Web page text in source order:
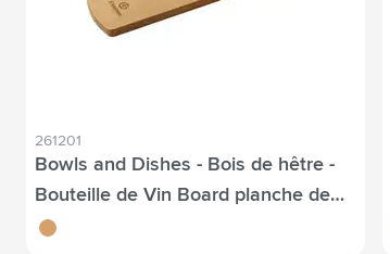
261201
Bowls and Dishes - Bois de hêtre -
Bouteille de Vin Board planche de
servir
brun bois